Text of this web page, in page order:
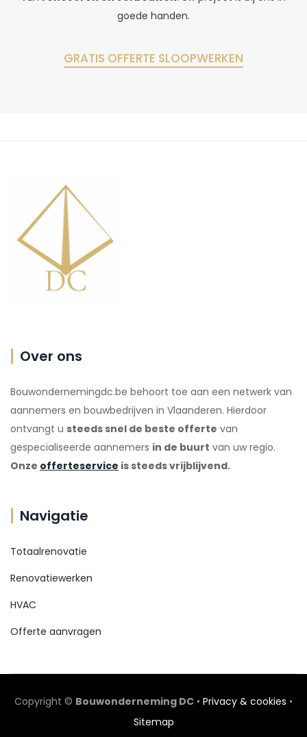
goede handen.
GRATIS OFFERTE SLOOPWERKEN
Over ons
Bouwondernemingdc.be behoort toe aan een netwerk van
aannemers en bouwbedrijven in Vlaanderen. Hierdoor
ontvangt u steeds snel de beste offerte van
gespecialiseerde aannemers in de buurt van uw regio.
Onze offerteservice is steeds vrijblijvend.
Navigatie
Totaalrenovatie
Renovatiewerken
HVAC
Offerte aanvragen
Copyright © Bouwonderneming DC • Privacy & cookies •
Sitemap